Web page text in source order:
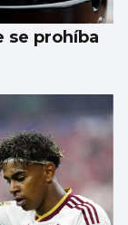
se prohíba